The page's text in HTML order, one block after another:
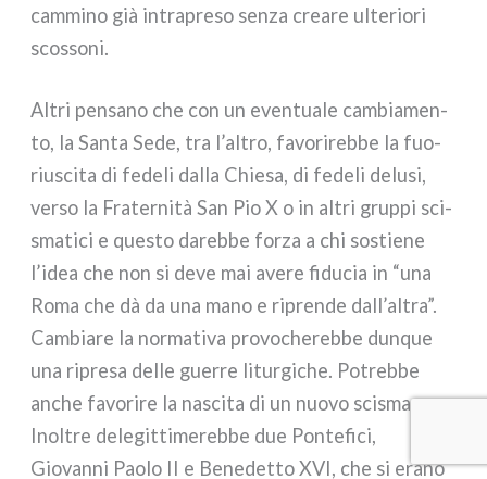
cam­mi­no già intra­pre­so sen­za crea­re ulte­rio­ri
scos­so­ni.
Altri pen­sa­no che con un even­tua­le cam­bia­men­
to, la Santa Sede, tra l’altro, favo­ri­reb­be la fuo­
riu­sci­ta di fede­li dal­la Chiesa, di fede­li delu­si,
ver­so la Fraternità San Pio X o in altri grup­pi sci­
sma­ti­ci e que­sto dareb­be for­za a chi sostie­ne
l’idea che non si deve mai ave­re fidu­cia in “una
Roma che dà da una mano e ripren­de dall’altra”.
Cambiare la nor­ma­ti­va pro­vo­che­reb­be dun­que
una ripre­sa del­le guer­re litur­gi­che. Potrebbe
anche favo­ri­re la nasci­ta di un nuo­vo sci­sma.
Inoltre dele­git­ti­me­reb­be due Pontefici,
Giovanni Paolo II e Benedetto XVI, che si era­no